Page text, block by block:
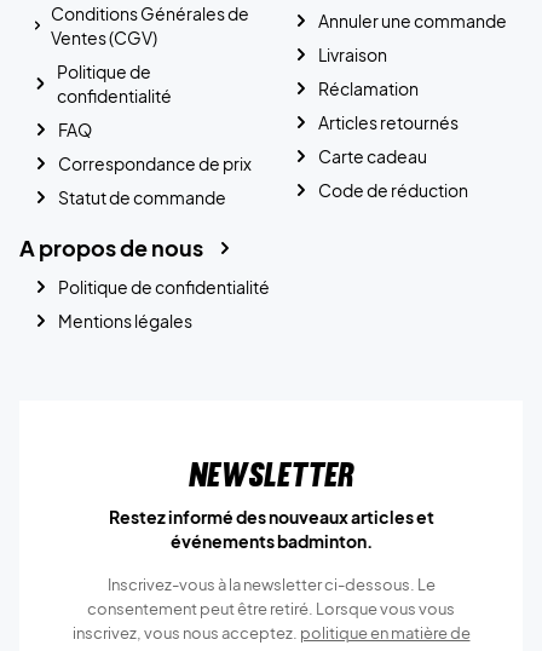
Conditions Générales de
Ventes (CGV)
Politique de
confidentialité
FAQ
Correspondance de prix
Statut de commande
Annuler une commande
Livraison
Réclamation
Articles retournés
Carte cadeau
Code de réduction
A propos de nous
Politique de confidentialité
Mentions légales
Newsletter
Restez informé des nouveaux articles et
événements badminton.
Inscrivez-vous à la newsletter ci-dessous. Le
consentement peut être retiré. Lorsque vous vous
inscrivez, vous nous acceptez. politique en matière de